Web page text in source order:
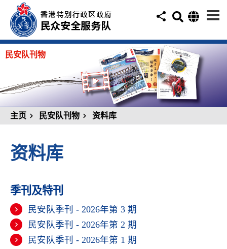
民安队刊物
主页 民安队刊物 资料库
资料库
季刊及特刊
民安队季刊 - 2026年第 3 期
民安队季刊 - 2026年第 2 期
民安队季刊 - 2026年第 1 期